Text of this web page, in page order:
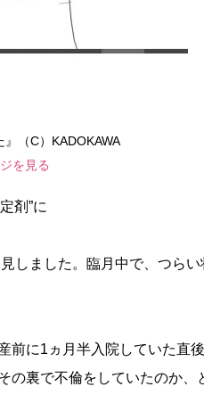
』（C）KADOKAWA
を見る
剤”に
ました。臨月中で、つらい
前に1ヵ月半入院していた直
の裏で不倫をしていたのか、